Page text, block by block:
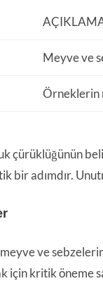
Meyve ve
Örneklerin
çürüklüğünün
bir adımdır.
ve
için kritik öneme